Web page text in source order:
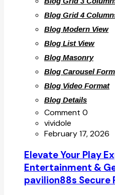
Blog Grid 4
Blog Modern View
Blog List View
Blog Masonry
Blog Carousel
Blog Video Format
Blog Details
Comment 0
vividole
February 17, 2026
Elevate Your Play
Entertainment &
pavilion88s Secure